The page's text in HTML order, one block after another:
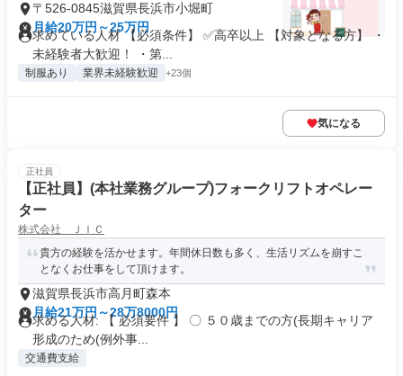
〒526-0845滋賀県長浜市小堀町
月給20万円～25万円
求めている人材 【必須条件】 ✅高卒以上 【対象となる方】 ・
未経験者大歓迎！ ・第...
制服あり 業界未経験歓迎 +23個
気になる
正社員
【正社員】(本社業務グループ)フォークリフトオペレー
ター
株式会社 ＪＩＣ
貴方の経験を活かせます。年間休日数も多く、生活リズムを崩すこ
となくお仕事をして頂けます。
滋賀県長浜市高月町森本
月給21万円～28万8000円
求める人材: 【 必須要件 】 〇 ５０歳までの方(長期キャリア
形成のため(例外事...
交通費支給